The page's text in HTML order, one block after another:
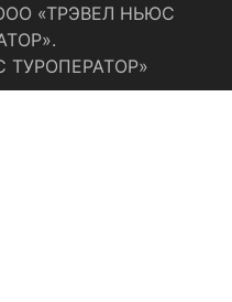
ООО «ТРЭВЕЛ НЬЮС